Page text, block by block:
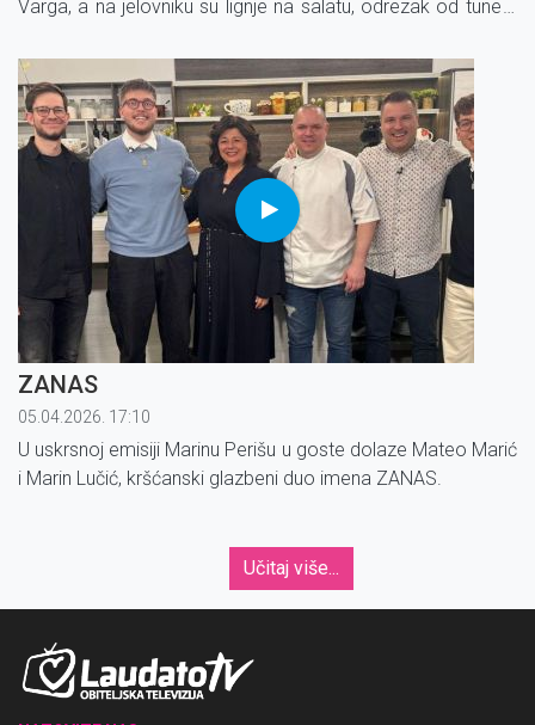
Varga, a na jelovniku su lignje na salatu, odrezak od tune s
ZANAS
05.04.2026. 17:10
U uskrsnoj emisiji Marinu Perišu u goste dolaze Mateo Marić
i Marin Lučić, kršćanski glazbeni duo imena ZANAS.
Učitaj više...